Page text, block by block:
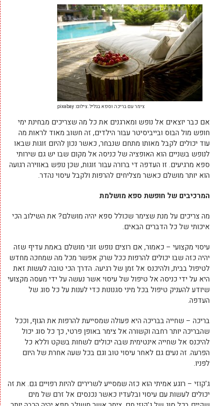
צימר עם בריכה וספא בגליל. צילום: pixabay
אם כבר יוצאים אל נופש ומארגנים את כל מה שצריכים מבחינת ימי
חופש מול הבוס ובייביסיטר עבור הילדים, זה חשוב מאוד לראות מה
עוד יכולים לקבל מאותו מתחם שנבחר, כאשר נכון להיום זוגות שבאו
לנופש בשניים הוא האופציה של כניסה אל מקום שבו יש גם שירותי
ספא מרגיעים. זו העדפה די ברורה עבור זוגות, שכן נופש באווירה רגועה
הוא יותר מושלם כאשר מצליחים להרפות ולקבל עיסוי נהדר.
המרכיבים של חופשת ספא מושלמת
מה צריכים על מנת שצימר שכולל ספא יהיה מושלם? את השילוב הכי
איכותי של כל הדברים הבאים.
עיסוי מקצועי – כאמור, אם רוצים נופש זוגי מושלם באמת עדיף שזה
יהיה כזה שבו יכולים להרפות ככל שרק אפשר מכל מה שמחכה מחדש
לטיפול בבית, ולהיכנס אל זמן של רגיעה. הדרך הכי טובה לעשות זאת
היא על ידי כניסה אל טיפול של עיסוי אשר נעשה על ידי מעסה מקצועי
שיודע להעניק טיפול בכל מיני סגנונות כדי לענות על כל סוג של
העדפה.
בריכה – שחייה בבריכה היא פעולה שמסייעת להרפות את הגוף, וככל
שהבריכה יותר רחבה וקשורה אל צימר באופן פרטי, כך כל סוג יכול
להיכנס אל שחייה אינטימית שבה יכולים לשחות בשקט וללא כל
הפרעה. זה נעים גם לאחר עיסוי טוב וגם בכל שעה אחרת של היום
לפניו.
ג'קוזי – רוגע אמיתי הוא כזה שמסייע לשרירים להיות רפויים גם. את זה
יכולים לעשות עם עיסוי ובלעדיו כאשר נכנסים אל זרם של מים